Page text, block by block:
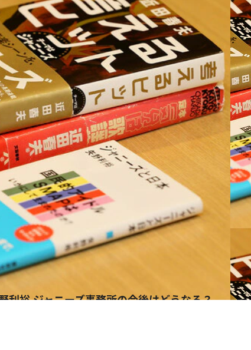
利裕 ジャニーズ事務所の今後はどうなる？